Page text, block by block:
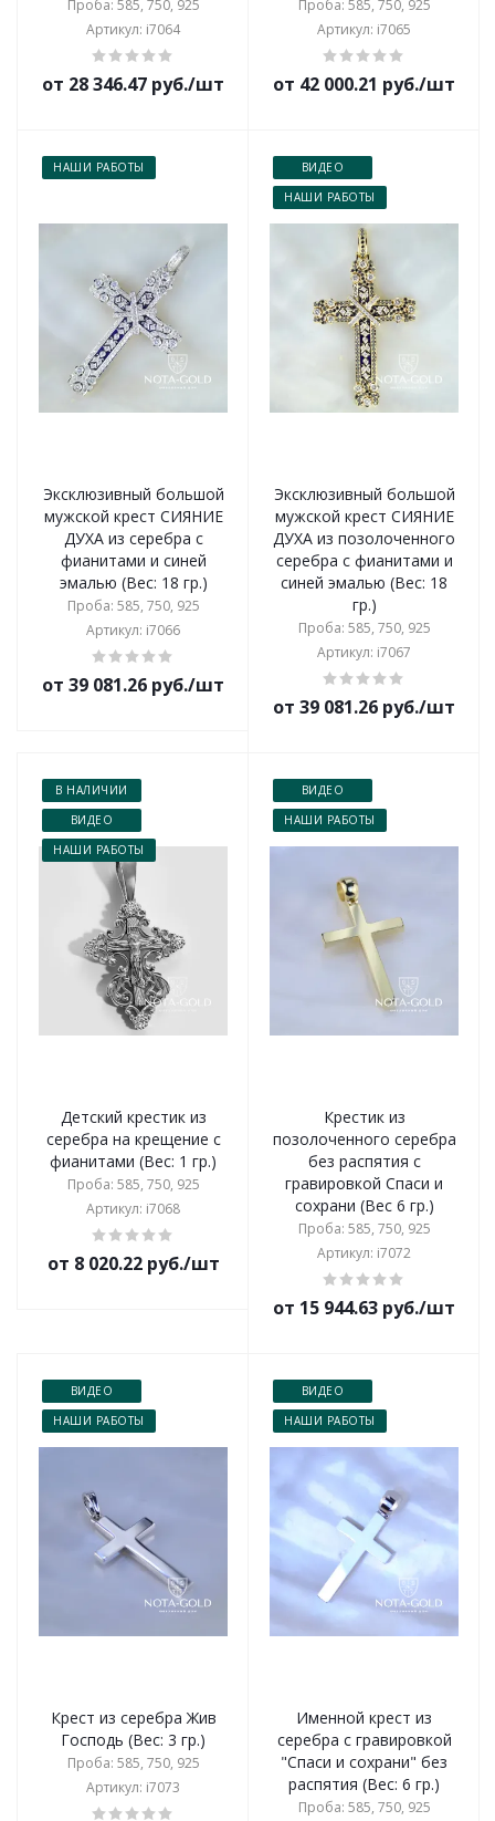
Проба: 585, 750, 925
Артикул: i7064
от 28 346.47 руб./шт
Проба: 585, 750, 925
Артикул: i7065
от 42 000.21 руб./шт
НАШИ РАБОТЫ
Эксклюзивный большой
мужской крест СИЯНИЕ
ДУХА из серебра с
фианитами и синей
эмалью (Вес: 18 гр.)
Проба: 585, 750, 925
Артикул: i7066
от 39 081.26 руб./шт
ВИДЕО
НАШИ РАБОТЫ
Эксклюзивный большой
мужской крест СИЯНИЕ
ДУХА из позолоченного
серебра с фианитами и
синей эмалью (Вес: 18
гр.)
Проба: 585, 750, 925
Артикул: i7067
от 39 081.26 руб./шт
В НАЛИЧИИ
ВИДЕО
НАШИ РАБОТЫ
Детский крестик из
серебра на крещение с
фианитами (Вес: 1 гр.)
Проба: 585, 750, 925
Артикул: i7068
от 8 020.22 руб./шт
ВИДЕО
НАШИ РАБОТЫ
Крестик из
позолоченного серебра
без распятия с
гравировкой Спаси и
сохрани (Вес 6 гр.)
Проба: 585, 750, 925
Артикул: i7072
от 15 944.63 руб./шт
ВИДЕО
НАШИ РАБОТЫ
Крест из серебра Жив
Господь (Вес: 3 гр.)
Проба: 585, 750, 925
Артикул: i7073
ВИДЕО
НАШИ РАБОТЫ
Именной крест из
серебра с гравировкой
"Спаси и сохрани" без
распятия (Вес: 6 гр.)
Проба: 585, 750, 925